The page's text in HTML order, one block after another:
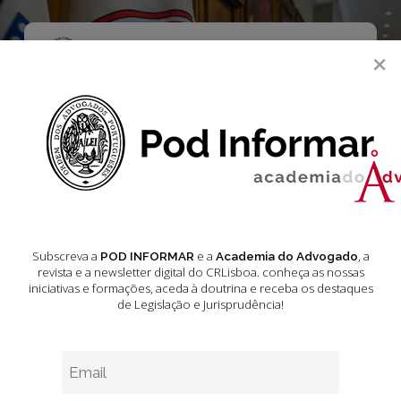
Skip
main
Menu
Acórdãos do
Tribunal Central
Fevereiro 2025
×
Subscreva a POD INFORMARe a Academia do Advogado, a
revista e a newsletter digital do CRLisboa. conheça as nossas
iniciativas e formações, aceda à doutrina e receba os destaques
de Legislação e Jurisprudência!